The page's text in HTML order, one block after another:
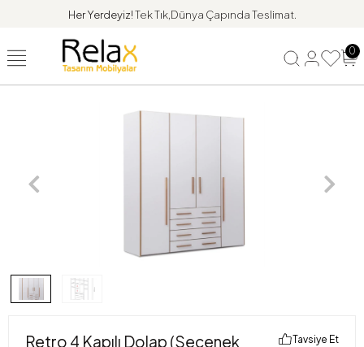
Her Yerdeyiz!Tek Tık,Dünya Çapında Teslimat.
0
Retro 4 Kapılı Dolap (Seçenek
Tavsiye Et